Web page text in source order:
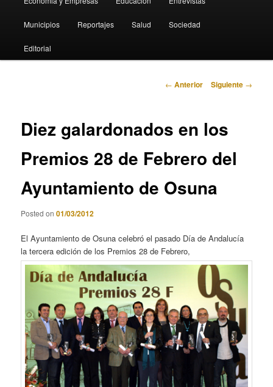
Municipios Reportajes Salud Sociedad
Editorial
Navegación
← Anterior Siguiente →
Diez galardonados en los
Premios 28 de Febrero del
Ayuntamiento de Osuna
Posted on01/03/2012
El Ayuntamiento de Osuna celebró el pasado Día de Andalucía
la tercera edición de los Premios 28 de Febrero,